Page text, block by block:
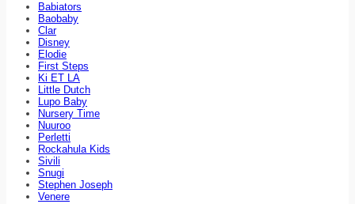
Babiators
Baobaby
Clar
Disney
Elodie
First Steps
Ki ET LA
Little Dutch
Lupo Baby
Nursery Time
Nuuroo
Perletti
Rockahula Kids
Sivili
Snugi
Stephen Joseph
Venere